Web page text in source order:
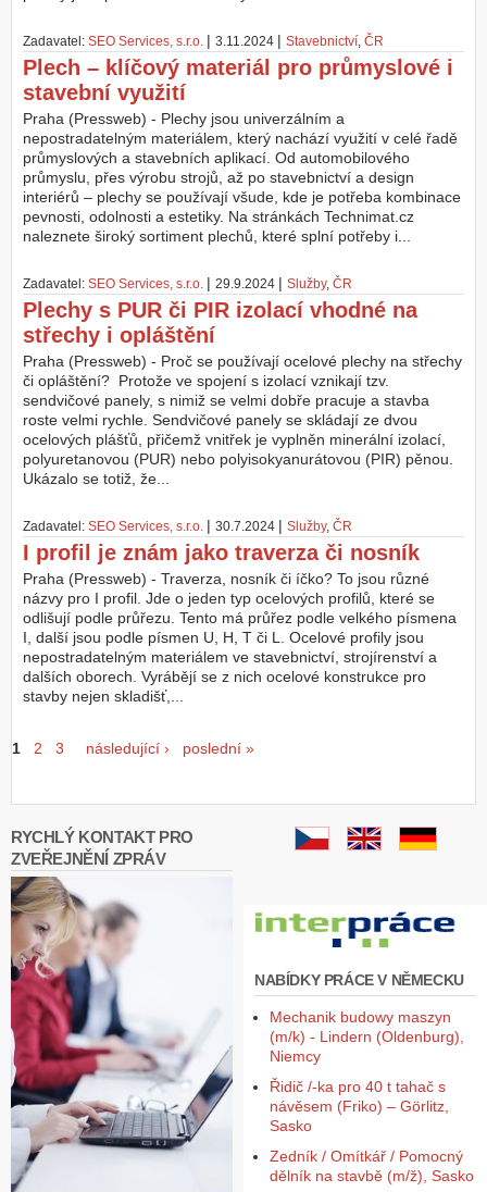
Zadavatel: SEO Services, s.r.o. | 3.11.2024 | Stavebnictví, ČR
Plech – klíčový materiál pro průmyslové i
stavební využití
Praha (Pressweb) - Plechy jsou univerzálním a
nepostradatelným materiálem, který nachází využití v celé řadě
průmyslových a stavebních aplikací. Od automobilového
průmyslu, přes výrobu strojů, až po stavebnictví a design
interiérů – plechy se používají všude, kde je potřeba kombinace
pevnosti, odolnosti a estetiky. Na stránkách Technimat.cz
naleznete široký sortiment plechů, které splní potřeby i...
Zadavatel: SEO Services, s.r.o. | 29.9.2024 | Služby, ČR
Plechy s PUR či PIR izolací vhodné na
střechy i opláštění
Praha (Pressweb) - Proč se používají ocelové plechy na střechy
či opláštění? Protože ve spojení s izolací vznikají tzv.
sendvičové panely, s nimiž se velmi dobře pracuje a stavba
roste velmi rychle. Sendvičové panely se skládají ze dvou
ocelových plášťů, přičemž vnitřek je vyplněn minerální izolací,
polyuretanovou (PUR) nebo polyisokyanurátovou (PIR) pěnou.
Ukázalo se totiž, že...
Zadavatel: SEO Services, s.r.o. | 30.7.2024 | Služby, ČR
I profil je znám jako traverza či nosník
Praha (Pressweb) - Traverza, nosník či íčko? To jsou různé
názvy pro I profil. Jde o jeden typ ocelových profilů, které se
odlišují podle průřezu. Tento má průřez podle velkého písmena
I, další jsou podle písmen U, H, T či L. Ocelové profily jsou
nepostradatelným materiálem ve stavebnictví, strojírenství a
dalších oborech. Vyrábějí se z nich ocelové konstrukce pro
stavby nejen skladišť,...
Stránky
1 2 3 následující › poslední »
RYCHLÝ KONTAKT PRO
ZVEŘEJNĚNÍ ZPRÁV
NABÍDKY PRÁCE V NĚMECKU
Mechanik budowy maszyn
(m/k) - Lindern (Oldenburg),
Niemcy
Řidič /-ka pro 40 t tahač s
návěsem (Friko) – Görlitz,
Sasko
Zedník / Omítkář / Pomocný
dělník na stavbě (m/ž), Sasko